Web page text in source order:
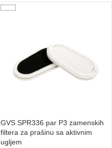
GVS SPR336 par P3 zamenskih
filtera za prašinu sa aktivnim
ugljem